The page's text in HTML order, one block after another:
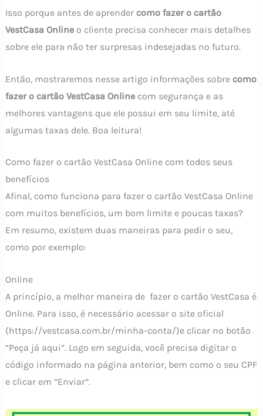
Isso porque antes de aprender como fazer o cartão
VestCasa Onlineo cliente precisa conhecer mais detalhes
sobre ele para não ter surpresas indesejadas no futuro.
Então, mostraremos nesse artigo informações sobre como
fazer o cartão VestCasa Onlinecom segurança e as
melhores vantagens que ele possui em seu limite, até
algumas taxas dele. Boa leitura!
Como fazer o cartão VestCasa Online com todos seus
benefícios
Afinal, como funciona para fazer o cartão VestCasa Online
com muitos benefícios, um bom limite e poucas taxas?
Em resumo, existem duas maneiras para pedir o seu,
como por exemplo:
Online
A princípio, a melhor maneira de fazer o cartão VestCasa é
Online. Para isso, é necessário acessar o site oficial
(https://vestcasa.com.br/minha-conta/)e clicar no botão
“Peça já aqui”. Logo em seguida, você precisa digitar o
código informado na página anterior, bem como o seu CPF
e clicar em “Enviar”.